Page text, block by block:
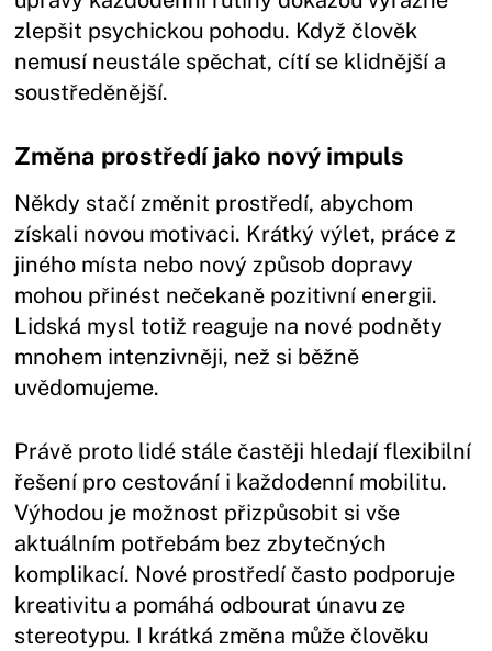
zlepšit psychickou pohodu. Když člověk
nemusí neustále spěchat, cítí se klidnější a
soustředěnější.
Změna prostředí jako nový impuls
Někdy stačí změnit prostředí, abychom
získali novou motivaci. Krátký výlet, práce z
jiného místa nebo nový způsob dopravy
mohou přinést nečekaně pozitivní energii.
Lidská mysl totiž reaguje na nové podněty
mnohem intenzivněji, než si běžně
uvědomujeme.
Právě proto lidé stále častěji hledají flexibilní
řešení pro cestování i každodenní mobilitu.
Výhodou je možnost přizpůsobit si vše
aktuálním potřebám bez zbytečných
komplikací. Nové prostředí často podporuje
kreativitu a pomáhá odbourat únavu ze
stereotypu. I krátká změna může člověku